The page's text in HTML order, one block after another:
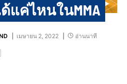
แค่ไหนในMMA
เมษายน 2, 2022 อ่านนาที